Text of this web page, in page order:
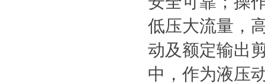
低压大流量，
动及额定输出
中，作为液压